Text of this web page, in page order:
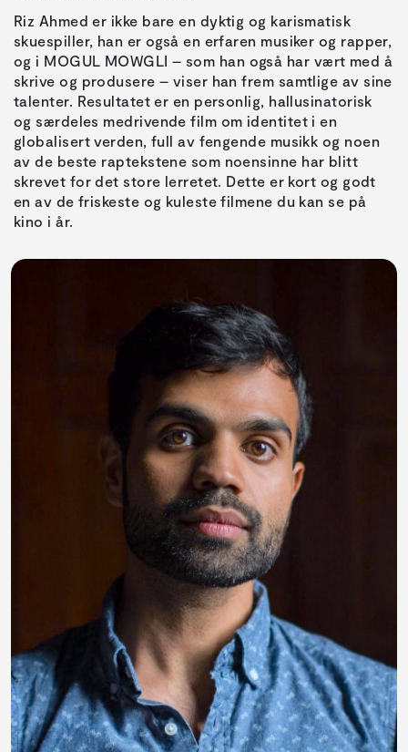
Riz Ahmed er ikke bare en dyktig og karismatisk
skuespiller, han er også en erfaren musiker og rapper,
og i MOGUL MOWGLI – som han også har vært med å
skrive og produsere – viser han frem samtlige av sine
talenter. Resultatet er en personlig, hallusinatorisk
og særdeles medrivende film om identitet i en
globalisert verden, full av fengende musikk og noen
av de beste raptekstene som noensinne har blitt
skrevet for det store lerretet. Dette er kort og godt
en av de friskeste og kuleste filmene du kan se på
kino i år.